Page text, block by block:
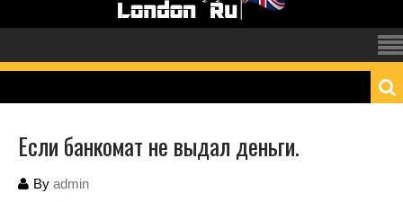
Если банкомат не выдал деньги.
By admin